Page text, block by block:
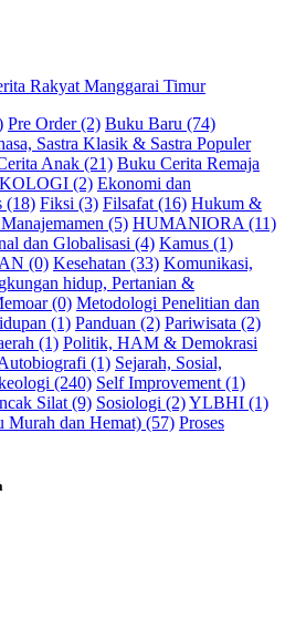
Rakyat Manggarai Timur
Pre Order (2) Buku Baru (74)
Sastra Klasik & Sastra Populer
Anak (21) Buku Cerita Remaja
(2) Ekonomi dan
(18) Fiksi (3) Filsafat (16) Hukum &
(5) HUMANIORA (11)
dan Globalisasi (4) Kamus (1)
(0) Kesehatan (33) Komunikasi,
hidup, Pertanian &
(0) Metodologi Penelitian dan
(1) Panduan (2) Pariwisata (2)
(1) Politik, HAM & Demokrasi
(1) Sejarah, Sosial,
(240) Self Improvement (1)
Silat (9) Sosiologi (2)YLBHI (1)
dan Hemat) (57) Proses